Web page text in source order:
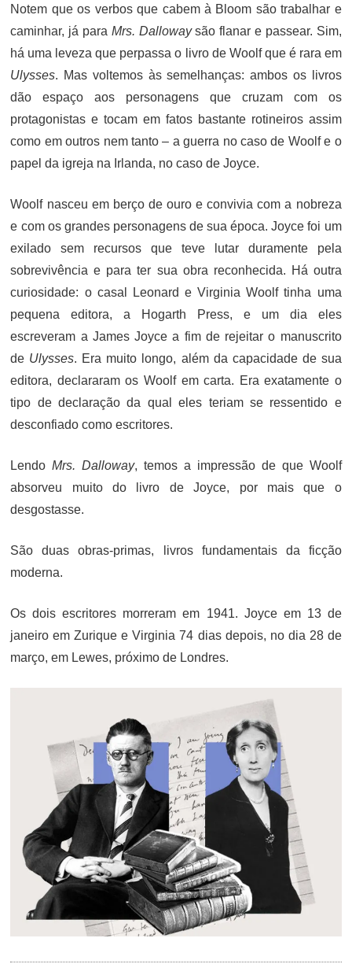
Notem que os verbos que cabem à Bloom são trabalhar e
caminhar, já para Mrs. Dallowaysão flanar e passear. Sim,
há uma leveza que perpassa o livro de Woolf que é rara em
Ulysses. Mas voltemos às semelhanças: ambos os livros
dão espaço aos personagens que cruzam com os
protagonistas e tocam em fatos bastante rotineiros assim
como em outros nem tanto – a guerra no caso de Woolf e o
papel da igreja na Irlanda, no caso de Joyce.
Woolf nasceu em berço de ouro e convivia com a nobreza
e com os grandes personagens de sua época. Joyce foi um
exilado sem recursos que teve lutar duramente pela
sobrevivência e para ter sua obra reconhecida. Há outra
curiosidade: o casal Leonard e Virginia Woolf tinha uma
pequena editora, a Hogarth Press, e um dia eles
escreveram a James Joyce a fim de rejeitar o manuscrito
de Ulysses. Era muito longo, além da capacidade de sua
editora, declararam os Woolf em carta. Era exatamente o
tipo de declaração da qual eles teriam se ressentido e
desconfiado como escritores.
LendoMrs. Dalloway, temos a impressão de que Woolf
absorveu muito do livro de Joyce, por mais que o
desgostasse.
São duas obras-primas, livros fundamentais da ficção
moderna.
Os dois escritores morreram em 1941. Joyce em 13 de
janeiro em Zurique e Virginia 74 dias depois, no dia 28 de
março, em Lewes, próximo de Londres.